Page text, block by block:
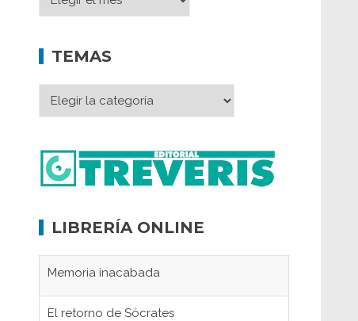
TEMAS
LIBRERÍA ONLINE
Memoria inacabada
El retorno de Sócrates